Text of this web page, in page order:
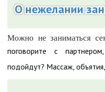
О нежелании
Можно не заниматься
поговорите с
подойдут? Массаж,